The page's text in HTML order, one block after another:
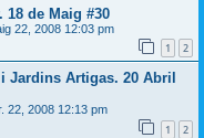
18 de Maig #30
22, 2008 12:03 pm
1 2
Jardins Artigas. 20 Abril
22, 2008 12:13 pm
1 2